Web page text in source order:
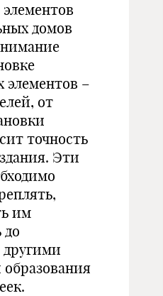
домов
элементов –
от
точность
Эти
им
до
другими